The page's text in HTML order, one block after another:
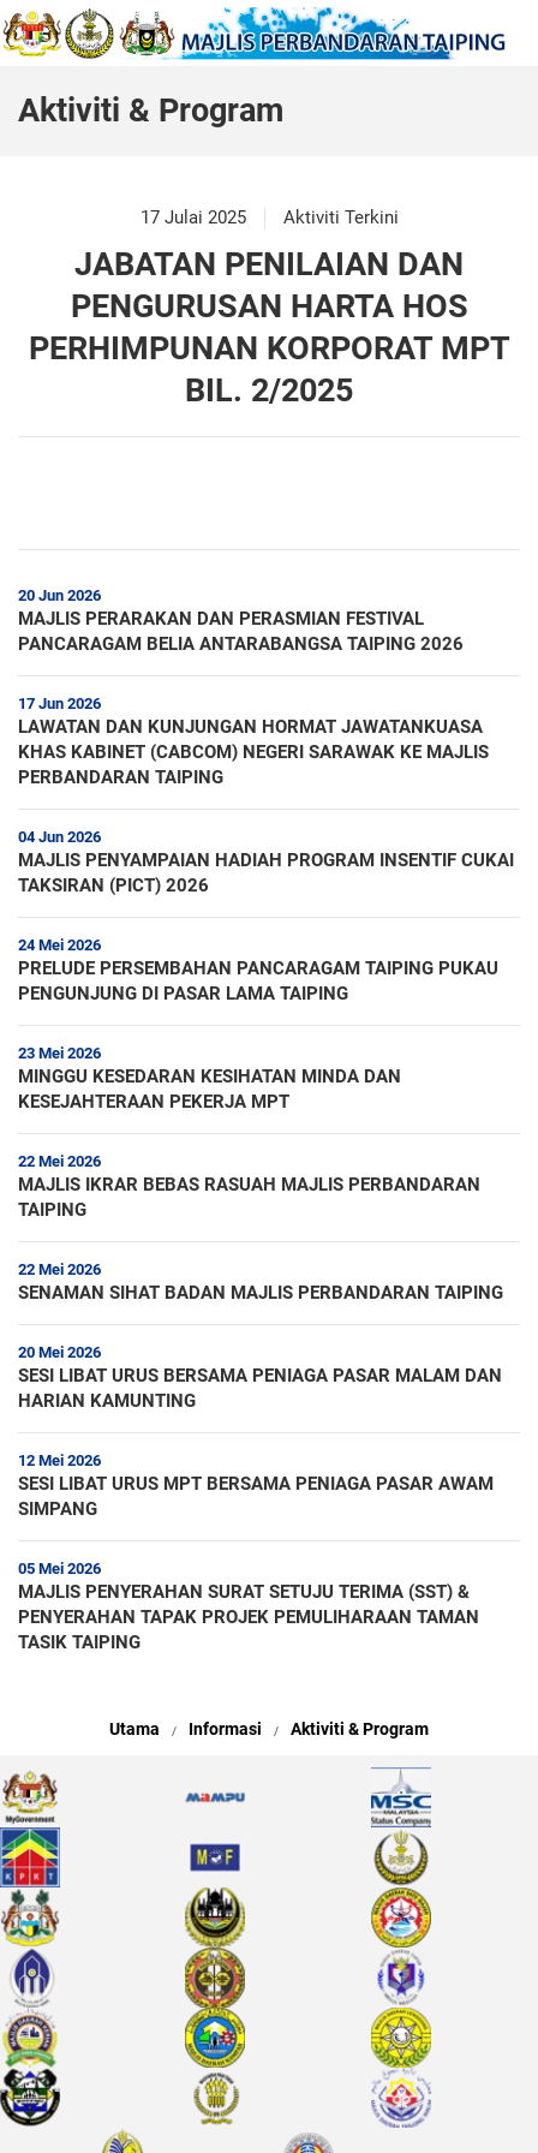
Aktiviti & Program
17 Julai 2025 Aktiviti Terkini
JABATAN PENILAIAN DAN
PENGURUSAN HARTA HOS
PERHIMPUNAN KORPORAT MPT
BIL. 2/2025
20 Jun 2026
MAJLIS PERARAKAN DAN PERASMIAN FESTIVAL
PANCARAGAM BELIA ANTARABANGSA TAIPING 2026
17 Jun 2026
LAWATAN DAN KUNJUNGAN HORMAT JAWATANKUASA
KHAS KABINET (CABCOM) NEGERI SARAWAK KE MAJLIS
PERBANDARAN TAIPING
04 Jun 2026
MAJLIS PENYAMPAIAN HADIAH PROGRAM INSENTIF CUKAI
TAKSIRAN (PICT) 2026
24 Mei 2026
PRELUDE PERSEMBAHAN PANCARAGAM TAIPING PUKAU
PENGUNJUNG DI PASAR LAMA TAIPING
23 Mei 2026
MINGGU KESEDARAN KESIHATAN MINDA DAN
KESEJAHTERAAN PEKERJA MPT
22 Mei 2026
MAJLIS IKRAR BEBAS RASUAH MAJLIS PERBANDARAN
TAIPING
22 Mei 2026
SENAMAN SIHAT BADAN MAJLIS PERBANDARAN TAIPING
20 Mei 2026
SESI LIBAT URUS BERSAMA PENIAGA PASAR MALAM DAN
HARIAN KAMUNTING
12 Mei 2026
SESI LIBAT URUS MPT BERSAMA PENIAGA PASAR AWAM
SIMPANG
05 Mei 2026
MAJLIS PENYERAHAN SURAT SETUJU TERIMA (SST) &
PENYERAHAN TAPAK PROJEK PEMULIHARAAN TAMAN
TASIK TAIPING
Utama Informasi Aktiviti & Program